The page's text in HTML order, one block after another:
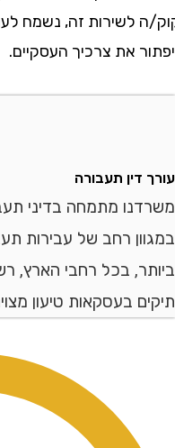
לשירות זה, נשמח לעמוד
את צרכיך העסקיים.
תעבורה
מתמחה בדיני תעבורה
רחב של עבירות
בכל רחבי הארץ,
בעסקאות טיעון מצוינות.